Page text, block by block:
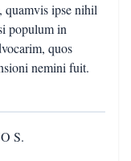
quamvis ipse nihil
populum in
quos
nemini fuit.
S.